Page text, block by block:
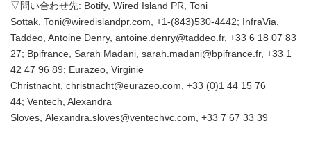
▽問い合わせ先: Botify, Wired Island PR, Toni
Sottak, Toni@wiredislandpr.com, +1-(843)530-4442; InfraVia,
Taddeo, Antoine Denry, antoine.denry@taddeo.fr, +33 6 18 07 83
27; Bpifrance, Sarah Madani, sarah.madani@bpifrance.fr, +33 1
42 47 96 89; Eurazeo, Virginie
Christnacht, christnacht@eurazeo.com, +33 (0)1 44 15 76
44; Ventech, Alexandra
Sloves, Alexandra.sloves@ventechvc.com, +33 7 67 33 39